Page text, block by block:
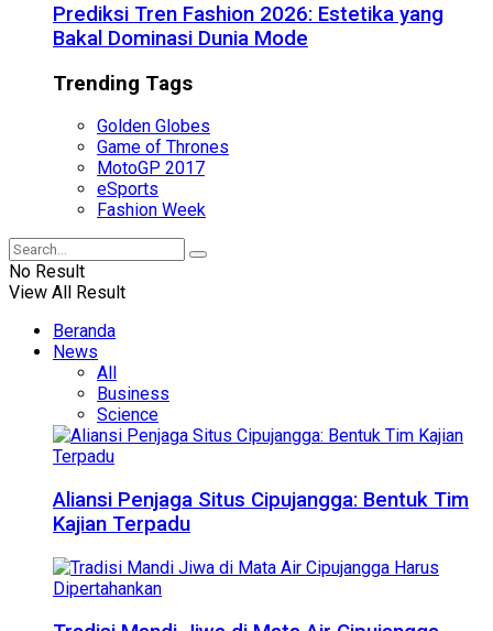
Prediksi Tren Fashion 2026: Estetika yang
Bakal Dominasi Dunia Mode
Trending Tags
Golden Globes
Game of Thrones
MotoGP 2017
eSports
Fashion Week
No Result
View All Result
Beranda
News
All
Business
Science
Aliansi Penjaga Situs Cipujangga: Bentuk Tim
Kajian Terpadu